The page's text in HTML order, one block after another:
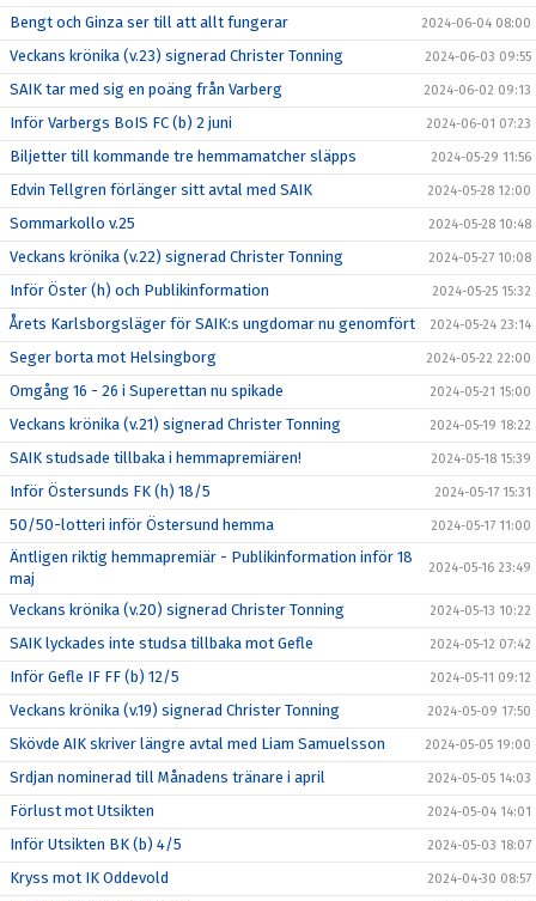
Bengt och Ginza ser till att allt fungerar 2024-06-04 08:00
Veckans krönika (v.23) signerad Christer Tonning 2024-06-03 09:55
SAIK tar med sig en poäng från Varberg 2024-06-02 09:13
Inför Varbergs BoIS FC (b) 2 juni 2024-06-01 07:23
Biljetter till kommande tre hemmamatcher släpps 2024-05-29 11:56
Edvin Tellgren förlänger sitt avtal med SAIK 2024-05-28 12:00
Sommarkollo v.25 2024-05-28 10:48
Veckans krönika (v.22) signerad Christer Tonning 2024-05-27 10:08
Inför Öster (h) och Publikinformation 2024-05-25 15:32
Årets Karlsborgsläger för SAIK:s ungdomar nu genomfört 2024-05-24 23:14
Seger borta mot Helsingborg 2024-05-22 22:00
Omgång 16 - 26 i Superettan nu spikade 2024-05-21 15:00
Veckans krönika (v.21) signerad Christer Tonning 2024-05-19 18:22
SAIK studsade tillbaka i hemmapremiären! 2024-05-18 15:39
Inför Östersunds FK (h) 18/5 2024-05-17 15:31
50/50-lotteri inför Östersund hemma 2024-05-17 11:00
Äntligen riktig hemmapremiär - Publikinformation inför 18
maj
2024-05-16 23:49
Veckans krönika (v.20) signerad Christer Tonning 2024-05-13 10:22
SAIK lyckades inte studsa tillbaka mot Gefle 2024-05-12 07:42
Inför Gefle IF FF (b) 12/5 2024-05-11 09:12
Veckans krönika (v.19) signerad Christer Tonning 2024-05-09 17:50
Skövde AIK skriver längre avtal med Liam Samuelsson 2024-05-05 19:00
Srdjan nominerad till Månadens tränare i april 2024-05-05 14:03
Förlust mot Utsikten 2024-05-04 14:01
Inför Utsikten BK (b) 4/5 2024-05-03 18:07
Kryss mot IK Oddevold 2024-04-30 08:57